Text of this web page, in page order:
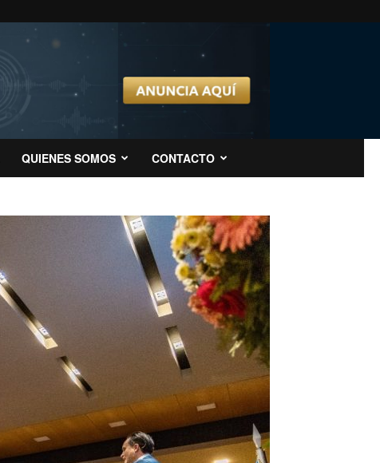
QUIENES SOMOS CONTACTO